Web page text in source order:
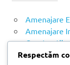
u
p
ă
Amenajare
Amenajare
Construcții
Noutăți
Respectăm